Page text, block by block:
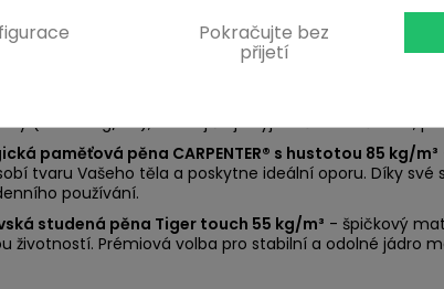
-
(40–50 kg/m³), což zajišťuje výjimečnou měkkost,
paměťová pěna CARPENTER® s hustotou 85 kg/m³
tvaru Vašeho těla a poskytne ideální oporu. Díky
používání.
studená pěna Tiger touch 55 kg/m³ - špičkový
životností. Prémiová volba pro stabilní a odolné jádro
Pokračujte bez
přijetí